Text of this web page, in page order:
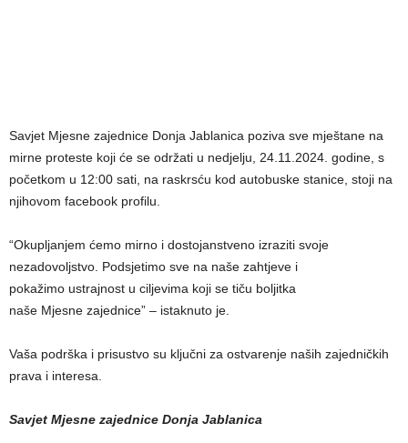
Savjet Mjesne zajednice Donja Jablanica poziva sve mještane na
mirne proteste koji će se održati u nedjelju, 24.11.2024. godine, s
početkom u 12:00 sati, na raskrsću kod autobuske stanice, stoji na
njihovom facebook profilu.
“Okupljanjem ćemo mirno i dostojanstveno izraziti svoje
nezadovoljstvo. Podsjetimo sve na naše zahtjeve i
pokažimo ustrajnost u ciljevima koji se tiču boljitka
naše Mjesne zajednice” – istaknuto je.
Vaša podrška i prisustvo su ključni za ostvarenje naših zajedničkih
prava i interesa.
Savjet Mjesne zajednice Donja Jablanica